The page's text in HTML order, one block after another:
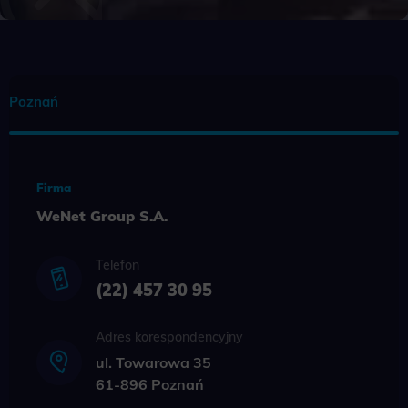
numer telefonu. Przyjmuję do wiadomości, że zgoda
marketingowej może być przeze mnie wycofana w dowolnym
30 95 lub email kontakt@wenet.pl bez wpływu na zgodność z
zgody przed jej cofnięciem.
Poznań
Firma
WeNet Group S.A.
Telefon
(22) 457 30 95
Adres korespondencyjny
ul. Towarowa 35
61-896 Poznań